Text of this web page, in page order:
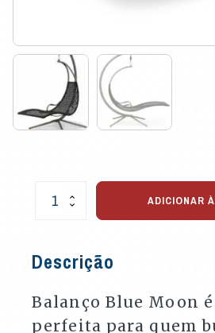
Balanço
Varandas
quantidade
ADICIONAR
Descrição
Balanço Blue Moon
perfeita para quem